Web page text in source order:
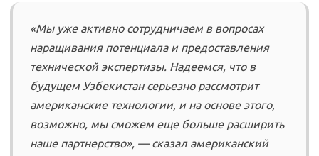
«Мы уже активно сотрудничаем в вопросах
наращивания потенциала и предоставления
технической экспертизы. Надеемся, что в
будущем Узбекистан серьезно рассмотрит
американские технологии, и на основе этого,
возможно, мы сможем еще больше расширить
наше партнерство», — сказал американский